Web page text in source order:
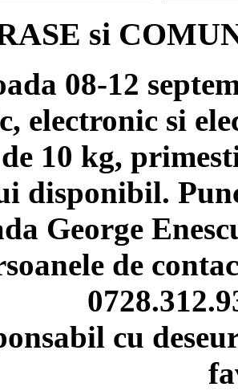
si
08-12
electronic si
10 kg,
disponibil.
George
de
cu